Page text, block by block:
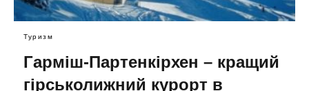
Туризм
Гарміш-Партенкірхен – кращий
гірськолижний курорт в